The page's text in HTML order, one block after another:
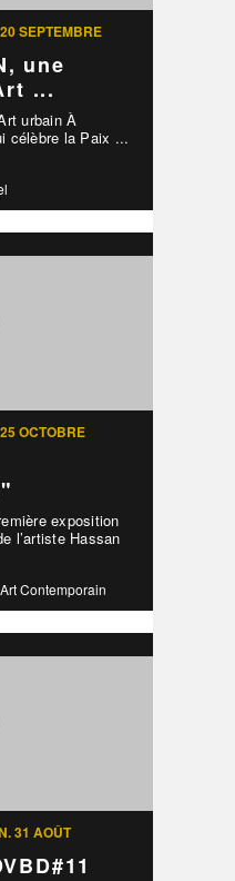
SEPTEMBRE
une
...
urbain À
célèbre la Paix ...
OCTOBRE
exposition
l’artiste Hassan
Contemporain
31 AOÛT